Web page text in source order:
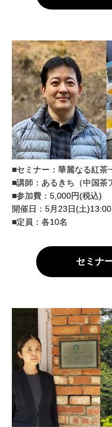
■セミナー：華麗なる紅茶
■講師：あるきち（中国茶
■参加費：5,000円(税込)
開催日：5月23日(土
■定員：各10名
セミナ